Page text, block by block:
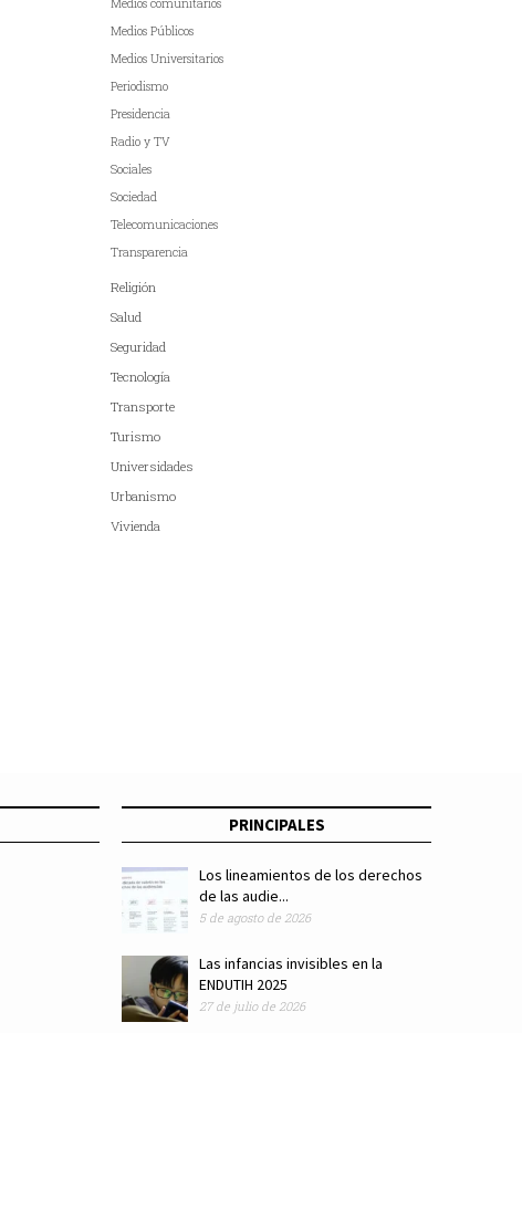
Medios comunitarios
Medios Públicos
Medios Universitarios
Periodismo
Presidencia
Radio y TV
Sociales
Sociedad
Telecomunicaciones
Transparencia
Religión
Salud
Seguridad
Tecnología
Transporte
Turismo
Universidades
Urbanismo
Vivienda
PRINCIPALES
Los lineamientos de los derechos
de las audie...
5 de agosto de 2026
Las infancias invisibles en la
ENDUTIH 2025
27 de julio de 2026